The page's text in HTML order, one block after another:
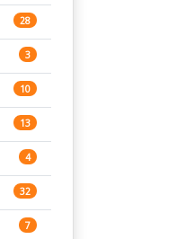
9
148
943
3
169
7
4
28
3
10
13
4
32
7